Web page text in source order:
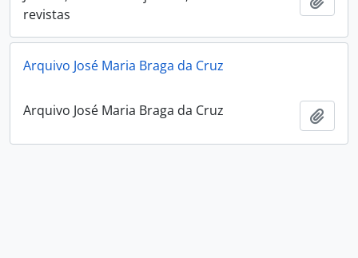
revistas
Arquivo José Maria Braga da Cruz
Arquivo José Maria Braga da Cruz